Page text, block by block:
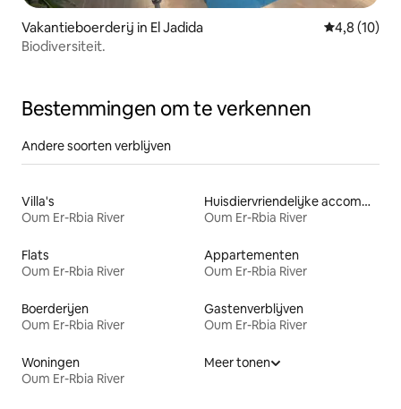
Vakantieboerderij in El Jadida
4,8 (10)
Biodiversiteit.
Bestemmingen om te verkennen
Andere soorten verblijven
Villa's
Oum Er-Rbia River
Huisdiervriendelijke accommodaties
Oum Er-Rbia River
Flats
Oum Er-Rbia River
Appartementen
Oum Er-Rbia River
Boerderijen
Oum Er-Rbia River
Gastenverblijven
Oum Er-Rbia River
Woningen
Oum Er-Rbia River
Meer tonen